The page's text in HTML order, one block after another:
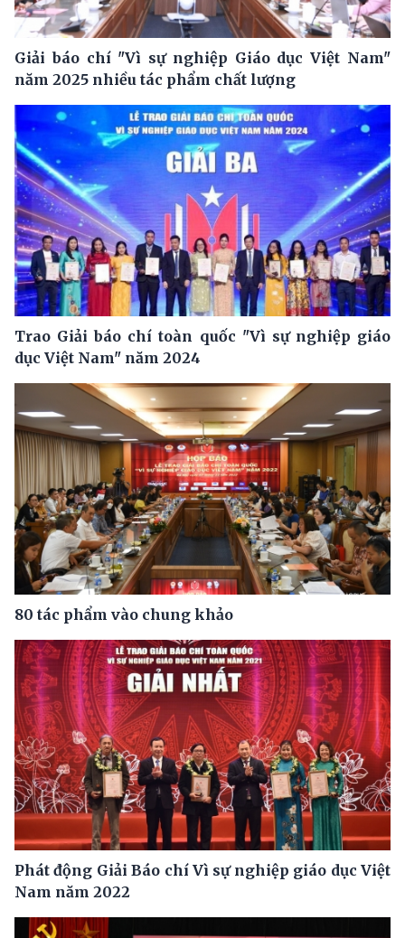
Giải báo chí "Vì sự nghiệp Giáo dục Việt Nam"
năm 2025 nhiều tác phẩm chất lượng
Trao Giải báo chí toàn quốc "Vì sự nghiệp giáo
dục Việt Nam" năm 2024
80 tác phẩm vào chung khảo
Phát động Giải Báo chí Vì sự nghiệp giáo dục Việt
Nam năm 2022